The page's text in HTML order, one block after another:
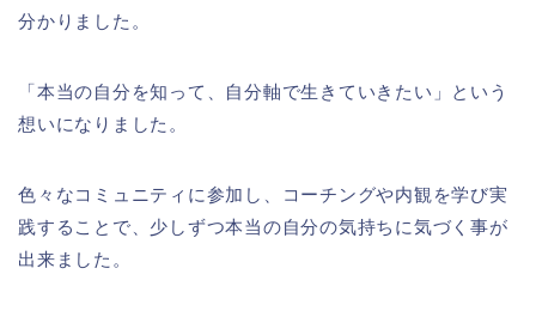
分かりました。
「本当の自分を知って、自分軸で生きていきたい」という
想いになりました。
色々なコミュニティに参加し、コーチングや内観を学び実
践することで、少しずつ本当の自分の気持ちに気づく事が
出来ました。